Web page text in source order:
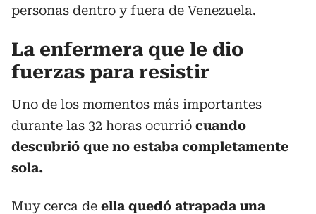
personas dentro y fuera de Venezuela.
La enfermera que le dio
fuerzas para resistir
Uno de los momentos más importantes
durante las 32 horas ocurrió cuando
descubrió que no estaba completamente
sola.
Muy cerca de ella quedó atrapada una